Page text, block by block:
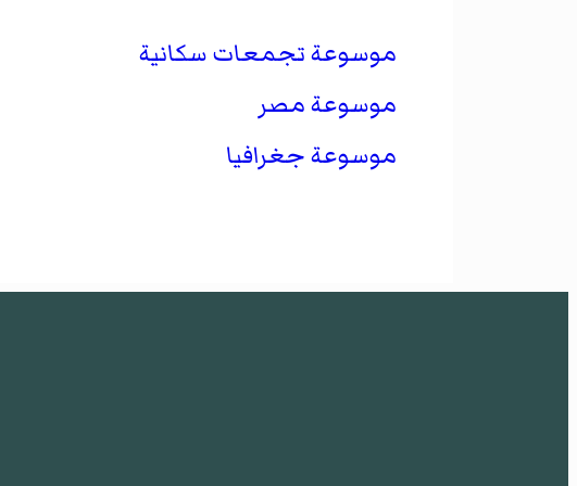
موسوعة تجمعات سكانية
موسوعة مصر
موسوعة جغرافيا